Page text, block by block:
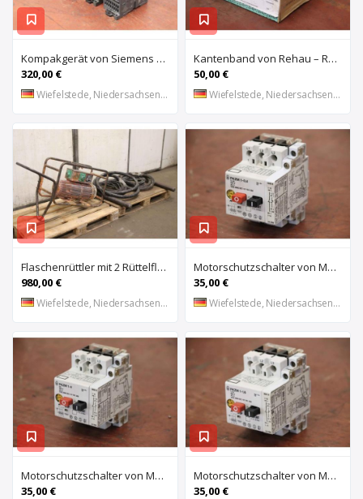
Kompakgerät von Siemens – 6ES7 216-2AD22-OXBO 6ES 221-1BF22-OXAO
320,00 €
Wiefelstede, Niedersachsen, DE
Kantenband von Rehau – Raukantex FP 28/1 97556
50,00 €
Wiefelstede, Niedersachsen, DE
Flaschenrüttler mit 2 Rüttelflaschen von Wacker – FU-4/200SW
980,00 €
Wiefelstede, Niedersachsen, DE
Motorschutzschalter von Moeller – PKZM 1-0,4
35,00 €
Wiefelstede, Niedersachsen, DE
Motorschutzschalter von Moeller – PKZM 1-6
35,00 €
Motorschutzschalter von Moeller – PKZM 1-1,6
35,00 €